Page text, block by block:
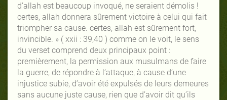
d’allah est beaucoup invoqué, ne seraient démolis !
certes, allah donnera sûrement victoire à celui qui fait
triompher sa cause. certes, allah est sûrement fort,
invincible. » ( xxii : 39,40 ) comme on le voit, le sens
du verset comprend deux principaux point :
premièrement, la permission aux musulmans de faire
la guerre, de répondre à l’attaque, à cause d’une
injustice subie, d’avoir été expulsés de leurs demeures
sans aucune juste cause, rien que d’avoir dit qu’ils